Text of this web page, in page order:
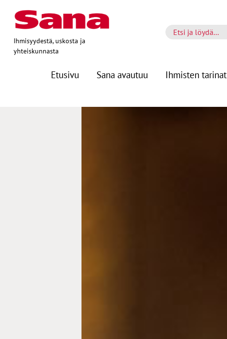
Ihmisyydestä, uskosta ja
yhteiskunnasta
Etusivu Sana avautuu Ihmisten tarinat